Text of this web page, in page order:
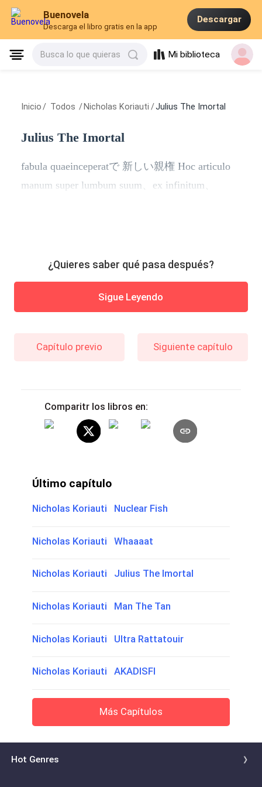
Buenovela
Descarga el libro gratis en la app
Descargar
Busca lo que quieras Mi biblioteca
Inicio / Todos / Nicholas Koriauti /Julius The Imortal
Julius The Imortal
fabula quaeinceperatで 新しい親権 Hoc articulo
manum super lumbum suum、ex infinitum、
¿Quieres saber qué pasa después?
Sigue Leyendo
Capítulo previo Siguiente capítulo
Comparitr los libros en:
Último capítulo
Nicholas Koriauti Nuclear Fish
Nicholas Koriauti Whaaaat
Nicholas Koriauti Julius The Imortal
Nicholas Koriauti Man The Tan
Nicholas Koriauti Ultra Rattatouir
Nicholas Koriauti AKADISFI
Más Capítulos
Hot Genres